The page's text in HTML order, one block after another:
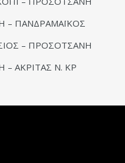
– ΠΑΝΔΡΑΜΑΪΚΟΣ
– ΠΡΟΣΟΤΣΑΝΗ
– ΑΚΡΙΤΑΣ Ν. ΚΡ